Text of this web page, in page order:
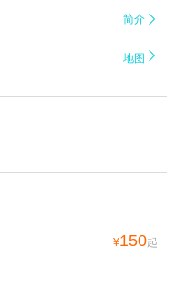
简介 
地图 
¥150起